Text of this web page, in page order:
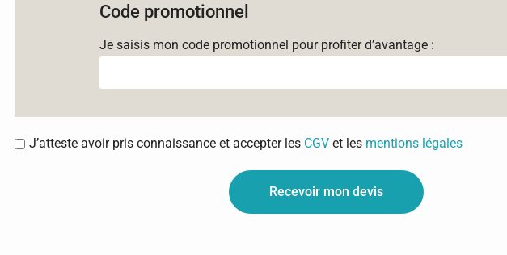
Code promotionnel
Je saisis mon code promotionnel pour profiter d’avantage :
J’atteste avoir pris connaissance et accepter les CGV et les mentions légales
Recevoir mon devis